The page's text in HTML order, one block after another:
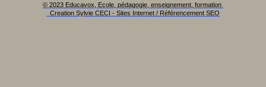
© 2023 Educavox, Ecole, pédagogie, enseignement, formation
Creation Sylvie CECI - Sites Internet / Référencement SEO